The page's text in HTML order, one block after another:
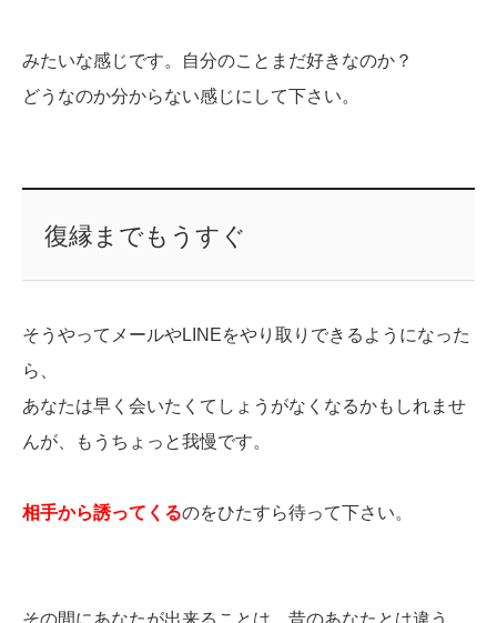
みたいな感じです。自分のことまだ好きなのか？
どうなのか分からない感じにして下さい。
復縁までもうすぐ
そうやってメールやLINEをやり取りできるようになった
ら、
あなたは早く会いたくてしょうがなくなるかもしれませ
んが、もうちょっと我慢です。
相手から誘ってくるのをひたすら待って下さい。